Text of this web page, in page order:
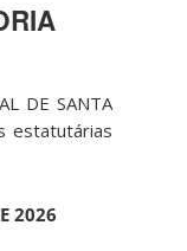
DE SANTA
estatutárias
2026